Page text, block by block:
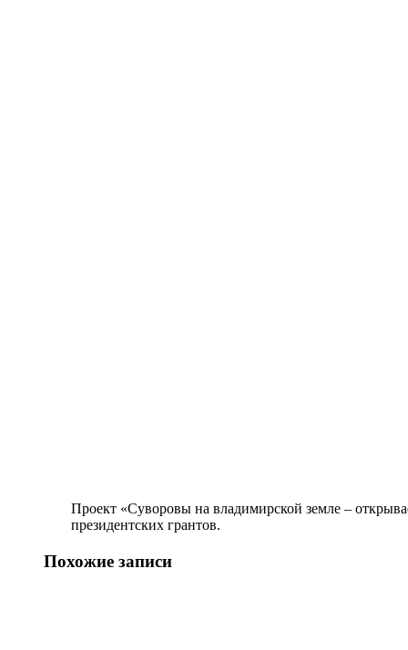
Проект «Суворовы на владимирской земле –
президентских грантов.
Похожие записи